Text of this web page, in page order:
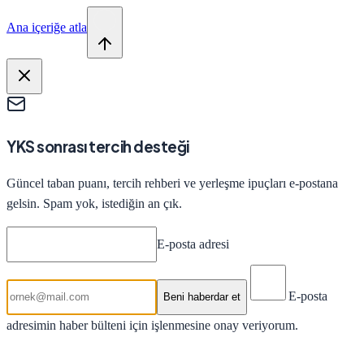
Ana içeriğe atla
YKS sonrası tercih desteği
Güncel taban puanı, tercih rehberi ve yerleşme ipuçları e-postana
gelsin. Spam yok, istediğin an çık.
E-posta adresi
Beni haberdar et E-posta
adresimin haber bülteni için işlenmesine onay veriyorum.